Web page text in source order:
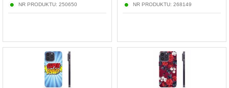
NR PRODUKTU: 250650 NR PRODUKTU: 268149